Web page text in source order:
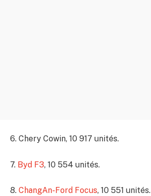
6. Chery Cowin, 10 917 unités.
7. Byd F3, 10 554 unités.
8. ChangAn-Ford Focus, 10 551 unités.